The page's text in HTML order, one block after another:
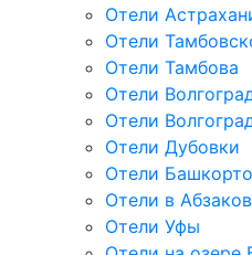
Отели
Отели
Отели Тамбова
Отели
Отели
Отели Дубовки
Отели
Отели в
Отели Уфы